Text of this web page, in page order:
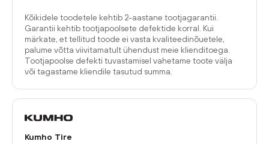
Kõikidele toodetele kehtib 2-aastane tootjagarantii.
Garantii kehtib tootjapoolsete defektide korral. Kui
märkate, et tellitud toode ei vasta kvaliteedinõuetele,
palume võtta viivitamatult ühendust meie klienditoega.
Tootjapoolse defekti tuvastamisel vahetame toote välja
või tagastame kliendile tasutud summa.
Kumho Tire